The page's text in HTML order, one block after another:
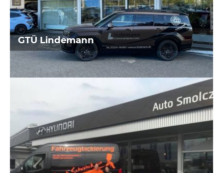
GTÜ Lindemann
Fahrzeuglackierungen aus Sprockhövel
Werbetechnik und Textilveredelung